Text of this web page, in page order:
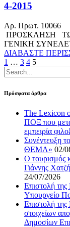
4-2015
Αρ. Πρωτ.
ΠΡΟΣΚΛΗΣΗ
ΓΕΝΙΚΗ
ΔΙΑΒΑΣΤΕ
1 … 3 4 5
Πρόσφατα άρθρα
The Lexicon
ΠΟΞ που
εμπειρία
Συνέντευξη
ΘΕΜΑ» 02/
Ο τουρισμός
Γιάννης
24/07/2026
Επιστολή
Υπουργείο
Επιστολή
στοιχείων
Δημοσίων